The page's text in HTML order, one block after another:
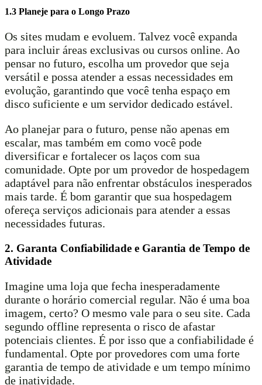
1.3 Planeje para o Longo Prazo
Os sites mudam e evoluem. Talvez você expanda
para incluir áreas exclusivas ou cursos online. Ao
pensar no futuro, escolha um provedor que seja
versátil e possa atender a essas necessidades em
evolução, garantindo que você tenha espaço em
disco suficiente e um servidor dedicado estável.
Ao planejar para o futuro, pense não apenas em
escalar, mas também em como você pode
diversificar e fortalecer os laços com sua
comunidade. Opte por um provedor de hospedagem
adaptável para não enfrentar obstáculos inesperados
mais tarde. É bom garantir que sua hospedagem
ofereça serviços adicionais para atender a essas
necessidades futuras.
2. Garanta Confiabilidade e Garantia de Tempo de
Atividade
Imagine uma loja que fecha inesperadamente
durante o horário comercial regular. Não é uma boa
imagem, certo? O mesmo vale para o seu site. Cada
segundo offline representa o risco de afastar
potenciais clientes. É por isso que a confiabilidade é
fundamental. Opte por provedores com uma forte
garantia de tempo de atividade e um tempo mínimo
de inatividade.